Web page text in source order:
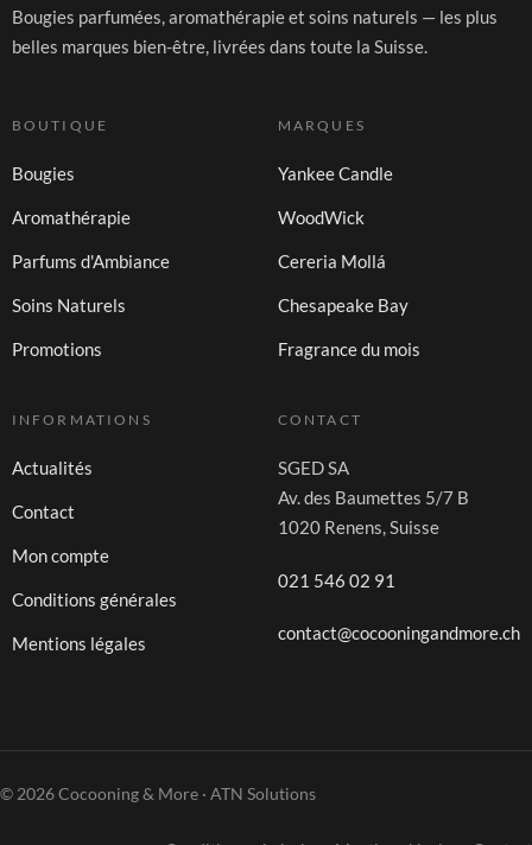
Bougies parfumées, aromathérapie et soins naturels — les plus
belles marques bien-être, livrées dans toute la Suisse.
BOUTIQUE
Bougies
Aromathérapie
Parfums d'Ambiance
Soins Naturels
Promotions
MARQUES
Yankee Candle
WoodWick
Cereria Mollá
Chesapeake Bay
Fragrance du mois
INFORMATIONS
Actualités
Contact
Mon compte
Conditions générales
Mentions légales
CONTACT
SGED SA
Av. des Baumettes 5/7 B
1020 Renens, Suisse
021 546 02 91
contact@cocooningandmore.ch
© 2026 Cocooning & More · ATN Solutions